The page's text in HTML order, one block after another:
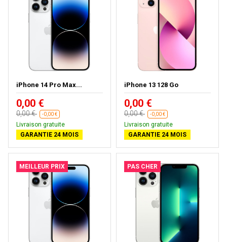
iPhone 14 Pro Max...
0,00 €
0,00 € -0,00 €
Livraison gratuite
GARANTIE 24 MOIS
iPhone 13 128 Go
0,00 €
0,00 € -0,00 €
Livraison gratuite
GARANTIE 24 MOIS
MEILLEUR PRIX PAS CHER